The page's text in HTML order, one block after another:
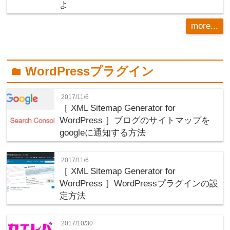
よ
more...
folderWordPressプラグイン
2017/11/6
［ XML Sitemap Generator for
WordPress ］ブログのサイトマップを
googleに通知する方法
2017/11/6
［ XML Sitemap Generator for
WordPress ］WordPressプラグインの設
定方法
2017/10/30